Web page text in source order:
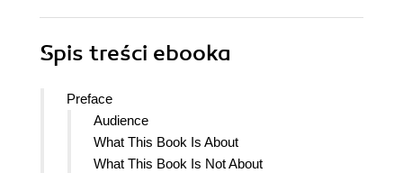
Spis treści ebooka
Preface
Audience
What This Book Is About
What This Book Is Not About